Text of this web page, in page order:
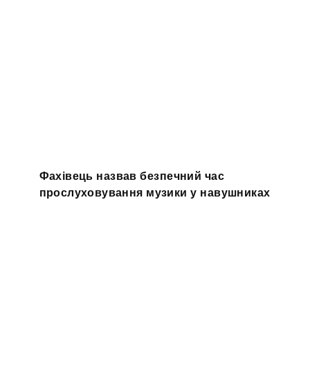
Фахівець назвав безпечний час
прослуховування музики у навушниках